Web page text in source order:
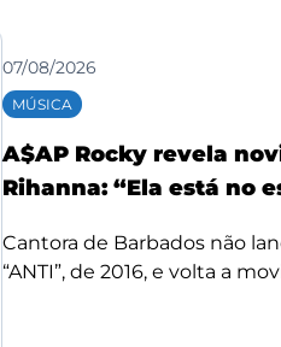
07/08/2026
MÚSICA
A$AP Rocky revela
Rihanna: “Ela está no
Cantora de Barbados não
“ANTI”, de 2016, e volta a